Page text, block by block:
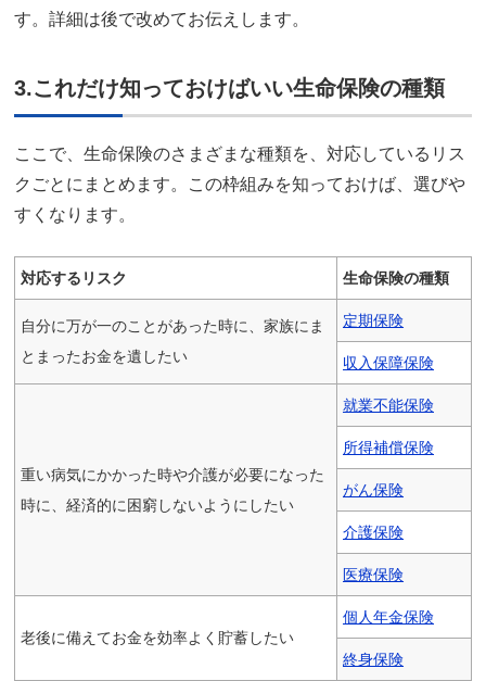
す。詳細は後で改めてお伝えします。
3.これだけ知っておけばいい生命保険の種類
ここで、生命保険のさまざまな種類を、対応しているリス
クごとにまとめます。この枠組みを知っておけば、選びや
すくなります。
対応するリスク 生命保険の種類
自分に万が一のことがあった時に、家族にま
とまったお金を遺したい
定期保険
収入保障保険
重い病気にかかった時や介護が必要になった
時に、経済的に困窮しないようにしたい
就業不能保険
所得補償保険
がん保険
介護保険
医療保険
老後に備えてお金を効率よく貯蓄したい
個人年金保険
終身保険